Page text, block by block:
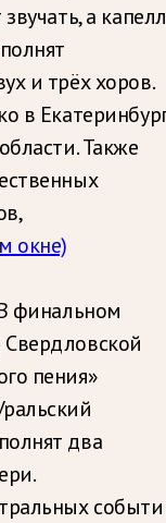
а
и трёх хоров.
в
Также
окне)
финальном
пения»
два